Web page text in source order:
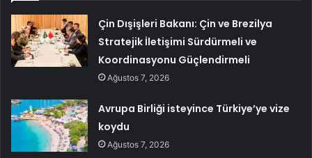
Çin Dışişleri Bakanı: Çin ve Brezilya
Stratejik İletişimi Sürdürmeli ve
Koordinasyonu Güçlendirmeli
Ağustos 7, 2026
Avrupa Birliği isteyince Türkiye’ye vize
koydu
Ağustos 7, 2026